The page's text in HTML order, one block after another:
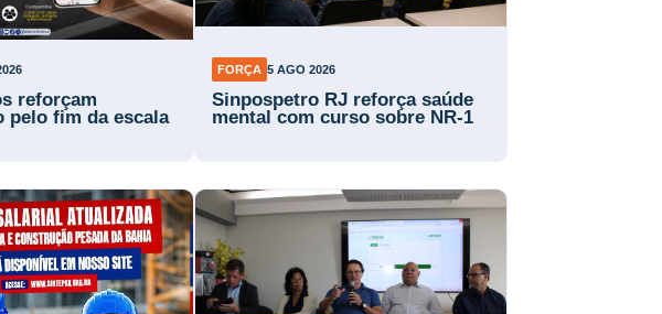
reforçam
pelo fim da escala
FORÇA 5 AGO 2026
Sinpospetro RJ reforça saúde
mental com curso sobre NR-1